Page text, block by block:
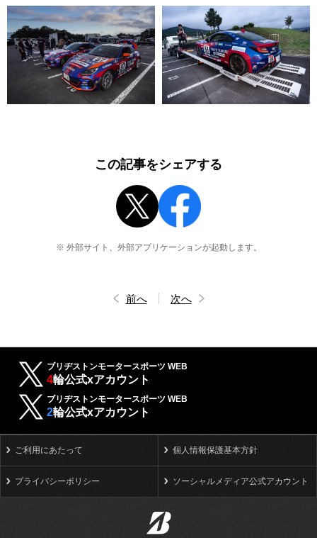
この記事をシェアする
※ 外部サイト、外部アプリケーションが起動します。
前へ 次へ
ブリヂストンモータースポーツ WEB
4輪公式xアカウント
ブリヂストンモータースポーツ WEB
2輪公式xアカウント
ご利用にあたって 個人情報保護基本方針
プライバシーポリシー ソーシャルメディア公式アカウント